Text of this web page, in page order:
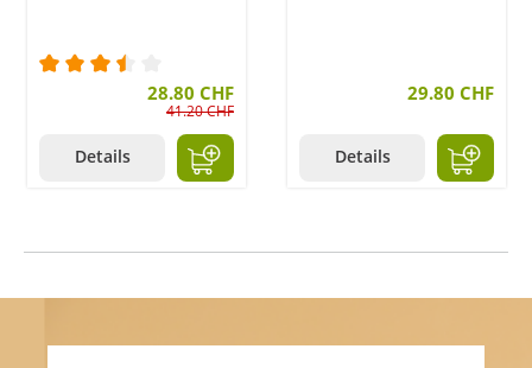
von 3 von 5 Sternen
Durchschnittliche Bewertung von 3.5 von 5
28.80 CHF
41.20 CHF
Details
29.80 CHF
Details